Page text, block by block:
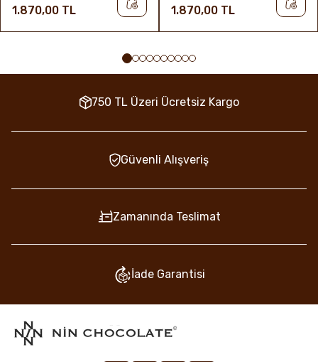
1.870,00 TL 1.870,00 TL
750 TL Üzeri Ücretsiz Kargo
Güvenli Alışveriş
Zamanında Teslimat
İade Garantisi